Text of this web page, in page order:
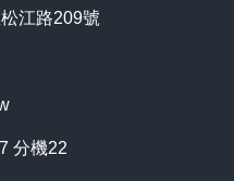
江路209號
分機22